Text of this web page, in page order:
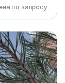
по запросу